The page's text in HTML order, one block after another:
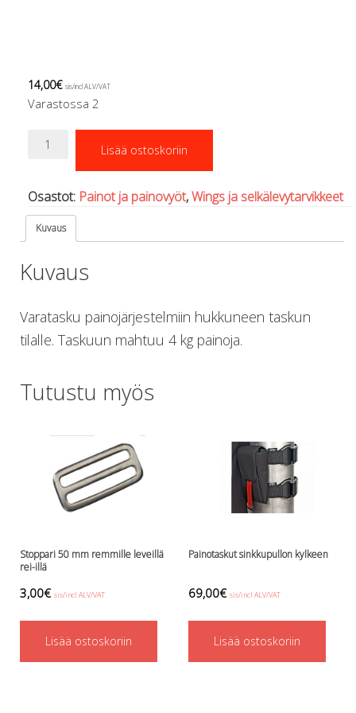
Poijut ja nostosäkit
Pukujen tarvikkeet, hanskat ym.
Hanskat
Huput
Argon-härpäkkeet
Pulloventtiilit ja varaosat
Regulaattorit ja tarvikkeet
Shearwater
Skootterit ja osat
DiveX Cuda/Sierra varaosat
14,00€ sis/incl ALV/VAT
Varastossa 2
Sisätasku
painojärjestelmiinLisää ostoskoriin
Osastot: Painot ja painovyöt,Wings ja selkälevytarvikkeet
Kuvaus
Kuvaus
Varatasku painojärjestelmiin hukkuneen taskun
tilalle. Taskuun mahtuu 4 kg painoja.
Tutustu myös
Stoppari 50 mm remmille leveillä
rei-illä
3,00€ sis/incl ALV/VAT
Lisää ostoskoriin
Painotaskut sinkkupullon kylkeen
69,00€ sis/incl ALV/VAT
Lisää ostoskoriin